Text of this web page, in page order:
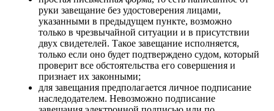
руки завещание без удостоверения лицами,
указанными в предыдущем пункте, возможно
только в чрезвычайной ситуации и в присутствии
двух свидетелей. Такое завещание исполняется,
только если оно будет подтверждено судом, который
проверит все обстоятельства его совершения и
признает их законными;
для завещания предполагается личное подписание
наследодателем. Невозможно подписание